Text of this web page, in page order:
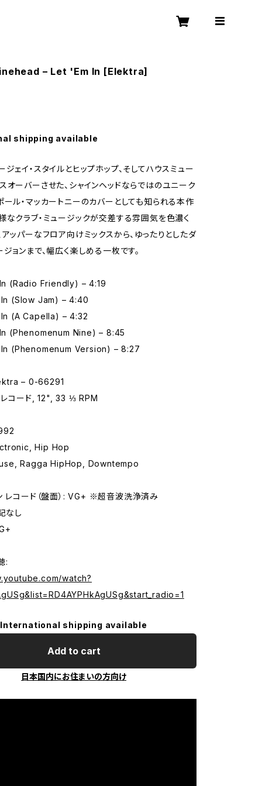
– Let 'Em In [Elektra]
shipping available
ジェイ・スタイルとヒップホップ、そしてハウスミュー
オーバーさせた、シャインヘッドならではのユニーク
ール・マッカートニーのカバーとしても知られる本作
なクラブ・ミュージックが交差する雰囲気を色濃く
アッパーなフロア向けミックスから、ゆったりとしたダ
ジョンまで、幅広く楽しめる一枚です。
(Radio Friendly) – 4:19
(Slow Jam) – 4:40
(A Capella) – 4:32
(Phenomenum Nine) – 8:45
(Phenomenum Version) – 8:27
– 0-66291
レコード, 12", 33 ⅓ RPM
Hip Hop
Ragga HipHop, Downtempo
レコード（盤面）: VG+ ※超音波洗浄済み
なし
:
watch?
International shipping available
Add to cart
日本国内にお住まいの方向け